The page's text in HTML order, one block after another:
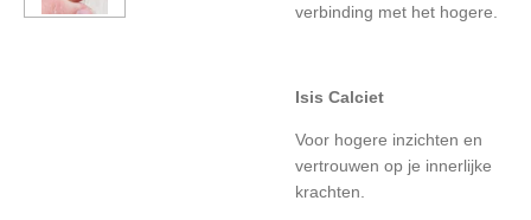
verbinding met het hogere.
Isis Calciet
Voor hogere inzichten en
vertrouwen op je innerlijke
krachten.